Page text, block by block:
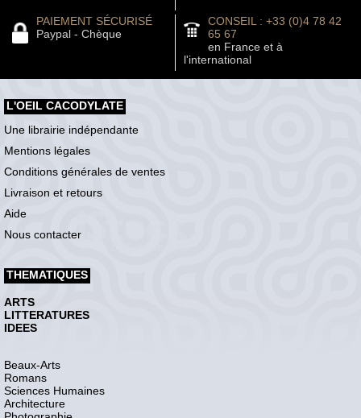
PAIEMENT SÉCURISÉ
Paypal - Chèque
CONSEIL : +33 (0)4 78 42
65 67
en France et à
l'international
L'OEIL CACODYLATE
Une librairie indépendante
Mentions légales
Conditions générales de ventes
Livraison et retours
Aide
Nous contacter
THEMATIQUES
ARTS
LITTERATURES
IDEES
Beaux-Arts
Romans
Sciences Humaines
Architecture